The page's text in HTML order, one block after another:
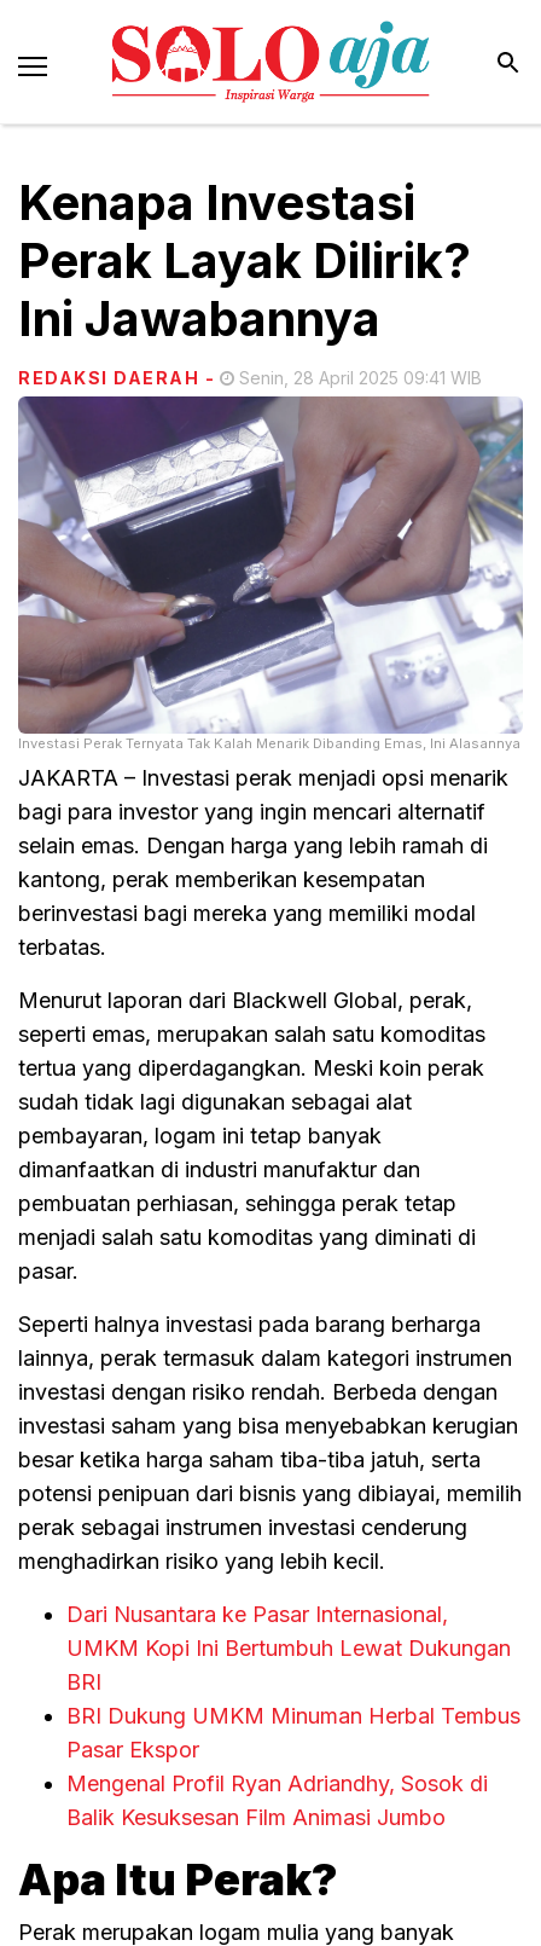
Kenapa Investasi
Perak Layak Dilirik?
Ini Jawabannya
REDAKSI DAERAH - Senin, 28 April 2025 09:41 WIB
Investasi Perak Ternyata Tak Kalah Menarik Dibanding Emas, Ini Alasannya
JAKARTA – Investasi perak menjadi opsi menarik
bagi para investor yang ingin mencari alternatif
selain emas. Dengan harga yang lebih ramah di
kantong, perak memberikan kesempatan
berinvestasi bagi mereka yang memiliki modal
terbatas.
Menurut laporan dari Blackwell Global, perak,
seperti emas, merupakan salah satu komoditas
tertua yang diperdagangkan. Meski koin perak
sudah tidak lagi digunakan sebagai alat
pembayaran, logam ini tetap banyak
dimanfaatkan di industri manufaktur dan
pembuatan perhiasan, sehingga perak tetap
menjadi salah satu komoditas yang diminati di
pasar.
Seperti halnya investasi pada barang berharga
lainnya, perak termasuk dalam kategori instrumen
investasi dengan risiko rendah. Berbeda dengan
investasi saham yang bisa menyebabkan kerugian
besar ketika harga saham tiba-tiba jatuh, serta
potensi penipuan dari bisnis yang dibiayai, memilih
perak sebagai instrumen investasi cenderung
menghadirkan risiko yang lebih kecil.
Dari Nusantara ke Pasar Internasional,
UMKM Kopi Ini Bertumbuh Lewat Dukungan
BRI
BRI Dukung UMKM Minuman Herbal Tembus
Pasar Ekspor
Mengenal Profil Ryan Adriandhy, Sosok di
Balik Kesuksesan Film Animasi Jumbo
Apa Itu Perak?
Perak merupakan logam mulia yang banyak